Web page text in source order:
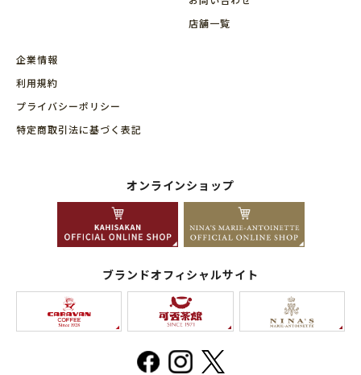
店舗⼀覧
企業情報
利用規約
プライバシーポリシー
特定商取引法に基づく表記
オンラインショップ
ブランドオフィシャルサイト